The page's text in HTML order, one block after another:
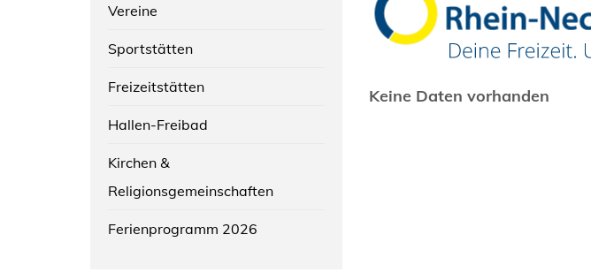
Vereine
Sportstätten
Freizeitstätten
Hallen-Freibad
Kirchen &
Religionsgemeinschaften
Ferienprogramm 2026
Keine Daten vorhanden